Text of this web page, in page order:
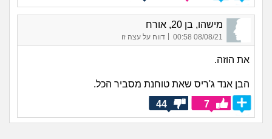
מישהו, בן 20, אורח
08/08/21 00:58 דווח על עצה זו
את הוזה.
הבן אנד ג'ריס שאת טוחנת מסביר הכל.
7
44